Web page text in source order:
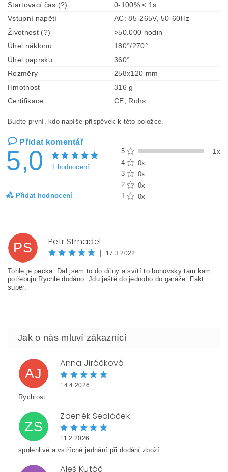
Startovací čas (?)
0-100% < 1s
Vstupní napětí
AC: 85-265V, 50-60Hz
Životnost (?)
>50.000 hodin
Úhel náklonu
180°/270°
Úhel paprsku
360°
Rozměry
258x120 mm
Hmotnost
316 g
Certifikace
CE, Rohs
Buďte první, kdo napíše příspěvek k této položce.
Přidat komentář
5,0 1 hodnocení
Přidat hodnocení
5
1x
4
0x
3
0x
2
0x
1
0x
osobních údajů
PS Petr Strnadel
17.3.2022
Tohle je pecka. Dal jsem to do dílny a svítí to bohovsky tam kam
potřebuju.Rychle dodáno. Jdu ještě do jednoho do garáže. Fakt
super.
AJ
Anna Jiráčková
14.4.2026
Rychlost .
ZS
Zdeněk Sedláček
11.2.2026
spolehlivé a vstřícné jednání při dodání zboží.
Aleš Kutáč